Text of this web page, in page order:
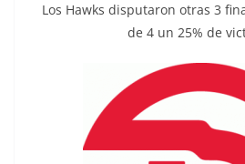
Los Hawks disputaron otras 3
de 4 un 25% de